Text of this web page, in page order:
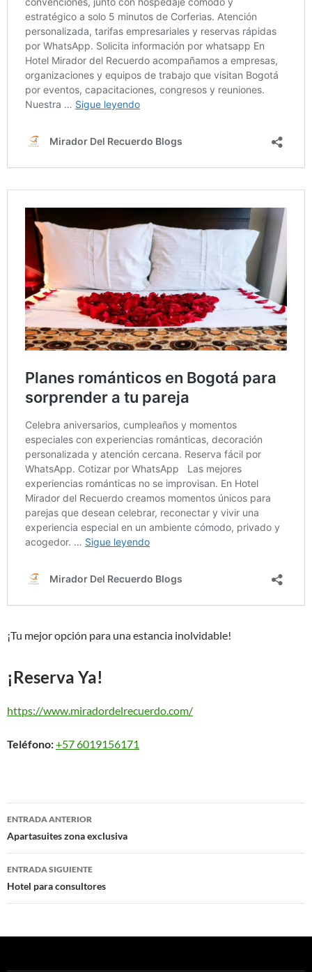
¡Tu mejor opción para una estancia inolvidable!
¡Reserva Ya!
https://www.miradordelrecuerdo.com/
Teléfono:+57 6019156171
Navegación
de
entradas
ENTRADA ANTERIOR
Apartasuites zona exclusiva
ENTRADA SIGUIENTE
Hotel para consultores